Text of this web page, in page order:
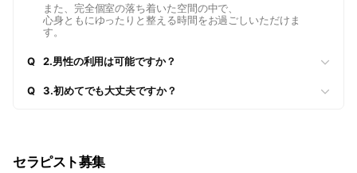
そんな場所であり続けられるよう、一回一回の施術を大切にし
ております。
ご予約・ご相談はお気軽にLINEよりお問い合わせください。
皆様のご来店を心よりお待ちしております。
また、完全個室の落ち着いた空間の中で、
心身ともにゆったりと整える時間をお過ごしいただけま
す。
Q 2.男性の利用は可能ですか？
Q 3.初めてでも大丈夫ですか？
セラピスト募集